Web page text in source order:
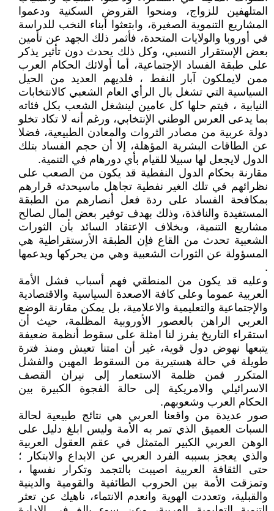
المتلهفين للزواج، ومنحوا القروض السكنية ودعموا
المشاريع التنموية الصغيرة، وابتعثوا أبناء النخب للدراسة
في أوروبا والولايات المتحدة، فأثمر ذلك الجهد عن تأمين
بعض الإستقرار النسبي، وكل ذلك يحدث دون تأثير يذكر
على طبقة الفساد الإجتماعية، أما أولائك الحكام العرب
ممن لايملكون آبار النفط ، فلديهم العديد من الحيل
السياسية التي تشغل بال الرأي العام الشعبي كالانتخابات
النيابية ، فيتم حلها كل عامين لينشغل الشعب بكل فئاته
بما يدعى العرس الوطني الإنتخابي، ورغم أنه لا تكاد تخلو
دولة عربية من مصادر الثروات والمعادن الطبيعية، فضلا
عن الطاقات البشرية المؤهلة، إلا أن حجم الفساد بتلك
الدول لايجعل لها سبيلا للقيام بأي دورهام في التنمية.
مقارنة بحكام الدول النفطية قد يكون من الصعب على
نظرائهم في تلك الغير نفطية تجاهل ماسيحدثه قرارهم
بمكافحة الفساد على ردة فعل أنصارهم من الطبقة
المستفيدة والنافذة، وذلك بهدف توفير بعض المال لصالح
مشاريع التنمية، وبخلاف الإعتقاد السائد بأن الثورات
الشعبية تحدث من القاع فإن الطبقة الأرستقراطية هي
المسؤولة عن الثورات الشعبية وهي من يحركها ويدعمها
.
وعليه قد يكون من المنطقي فهم أسباب فشل الأمة
العربية عموما وعلى كافة الاصعدة السياسية والاقتصادية
والإجتماعية والتعليمية والاعلامية، بل يمكن مقارنة الوضع
العربي الراهن بالعصور الأوروبية المظلمة، حيث أن
استقراء التاريخ يفرز لنا امثلة على سقوط أنظمة ضعيفة
يتبعها نهوض دول قوية، غير أن امتنا تعيش ومنذ فترة
طويلة في حالة هستيرية من السقوط المهين والفشل
المتكرر فمن ظلمة الاستعمار إلى نيران القصف
الاسرائيلي والامريكية إلى حالة الفجوة الكبيرة بين
الحكام العرب وشعوبهم.
صور عديدة من واقعنا العربي هي نتائج طبيعية لحالة
السبات العميق الذي تمر به الأمة وليس ابلغ دليل على
الوهن العربي الكبير المتمثل في عقم العقول العربية
والذي يعجز بسببه الفرد العربي عن الابداع والابتكار ؛
حتى الثقافة العربية اصيبت بالتجمد وتكرار نفسها ،
وتمزقت الأمة بين الحروب الطائفية والقومية والدينية
والقبلية، وتعددت الهوية وانعدم الانتماء، ناهيك عن تعثر